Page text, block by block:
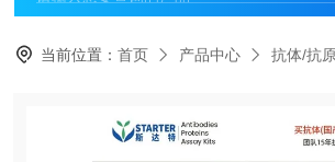
当前位置：首页 产品中心 抗体/抗